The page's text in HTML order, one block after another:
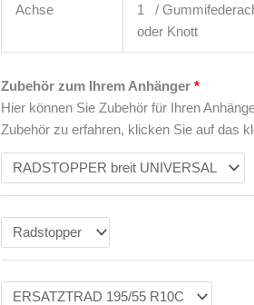
Achse
1 /
oder Knott
Zubehör zum Ihrem Anhänger
Hier können Sie Zubehör für Ihren
Zubehör zu erfahren, klicken Sie auf das